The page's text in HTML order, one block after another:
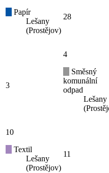
Papír
Lešany
(Prostějov)
28
3
4
Směsný
komunální
odpad
Lešany
10
Textil
Lešany
(Prostějov)
11